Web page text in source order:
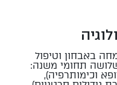
באבחון וטיפול
תחומי משנה:
וכימותרפיה),